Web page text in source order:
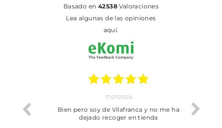
basado en 42538Valoraciones
Lea algunas de las opiniones
aquí.
trobat
17.07.2026
Bien pero soy de Vilafranca y no me ha
dejado recoger en tienda